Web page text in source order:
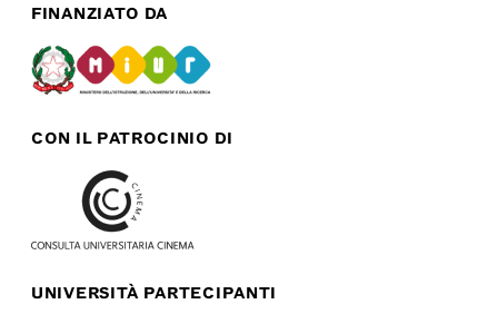
FINANZIATO DA
CON IL PATROCINIO DI
UNIVERSITÀ PARTECIPANTI